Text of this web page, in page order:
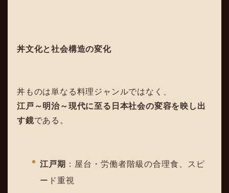
丼文化と社会構造の変化
丼ものは単なる料理ジャンルではなく、
江戸～明治～現代に至る日本社会の変容を映し出
す鏡である。
江戸期 ：屋台・労働者階級の合理食、スピ
ード重視